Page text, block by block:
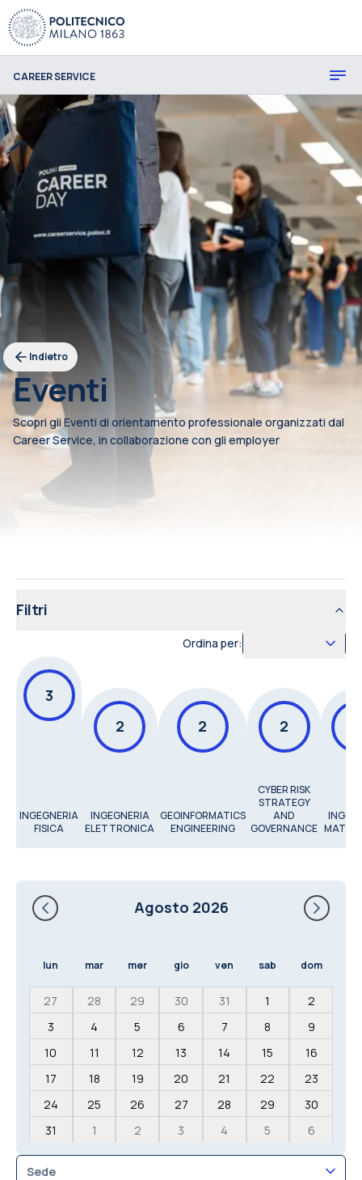
CAREER SERVICE
Indietro
Eventi
Scopri gli Eventi di orientamento professionale organizzati dal
Career Service, in collaborazione con gli employer
Filtri
Ordina per:
3
INGEGNERIA
FISICA
2
INGEGNERIA
ELETTRONICA
2
GEOINFORMATICS
ENGINEERING
2
CYBER RISK
STRATEGY
AND
GOVERNANCE
Agosto 2026
lun mar mer gio ven sab dom
27 28 29 30 31 1
2
3
4 5 6 7 8
9
10
11 12 13 14 15
16
17
18 19 20 21 22
23
24
25 26 27 28 29
30
31
1 2 3 4 5 6
Sede